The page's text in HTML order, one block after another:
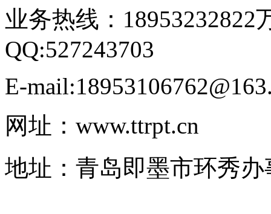
业务热线：18953232822
QQ:527243703
E-
网址：www.ttrpt.cn
地址：青岛即墨市环秀